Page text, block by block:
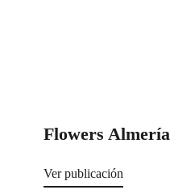
Flowers Almería
Ver publicación